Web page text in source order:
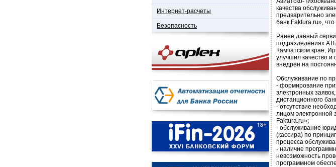
Интернет-расчеты
Безопасность
качества
предварительно
банк Faktura.ru»,
Ранее данный
подразделениях
Камчатском крае,
улучшил качество и
внедрен на
Обслуживание по
- формирование
электронных
дистанционного
- отсутствие
лицом электронной
Faktura.ru»;
- обслуживание
(кассира) по
процесса
- наличие
невозможность
программном